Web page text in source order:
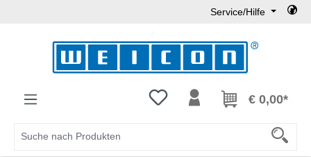
Service/Hilfe
Du hast 0 Produkte auf dem
€ 0,00*